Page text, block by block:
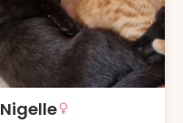
Nigelle